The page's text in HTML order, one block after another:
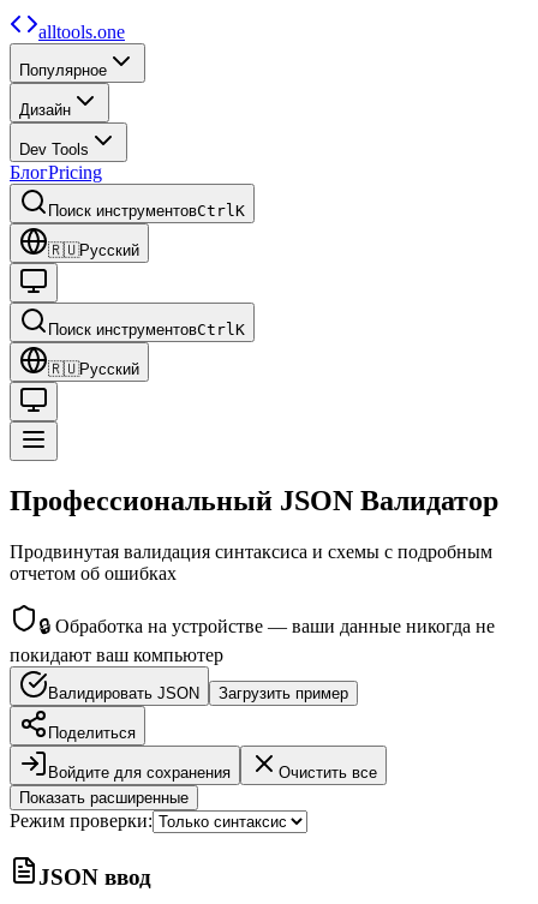
alltools.one
Популярное
Дизайн
Dev Tools
БлогPricing
Поиск инструментовCtrlK
🇷🇺Русский
Поиск инструментовCtrlK
🇷🇺Русский
Профессиональный JSON Валидатор
Продвинутая валидация синтаксиса и схемы с подробным
отчетом об ошибках
🔒 Обработка на устройстве — ваши данные никогда не
покидают ваш компьютер
Валидировать JSON Загрузить пример
Поделиться
Войдите для сохранения
Очистить все
Показать расширенные
Режим проверки:
JSON ввод